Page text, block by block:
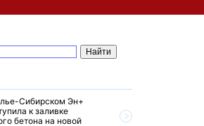
Сибирском Эн+
к заливке
бетона на новой